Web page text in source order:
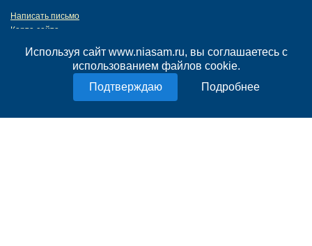
Используя сайт www.niasam.ru, вы соглашаетесь с
использованием файлов cookie.
Подробнее
Написать письмо
Карта сайта
Политика конфиденциальности
Согласие на обработку персональных данных